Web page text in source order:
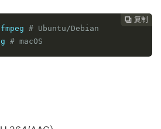
 复制
# Ubuntu/Debian
# macOS